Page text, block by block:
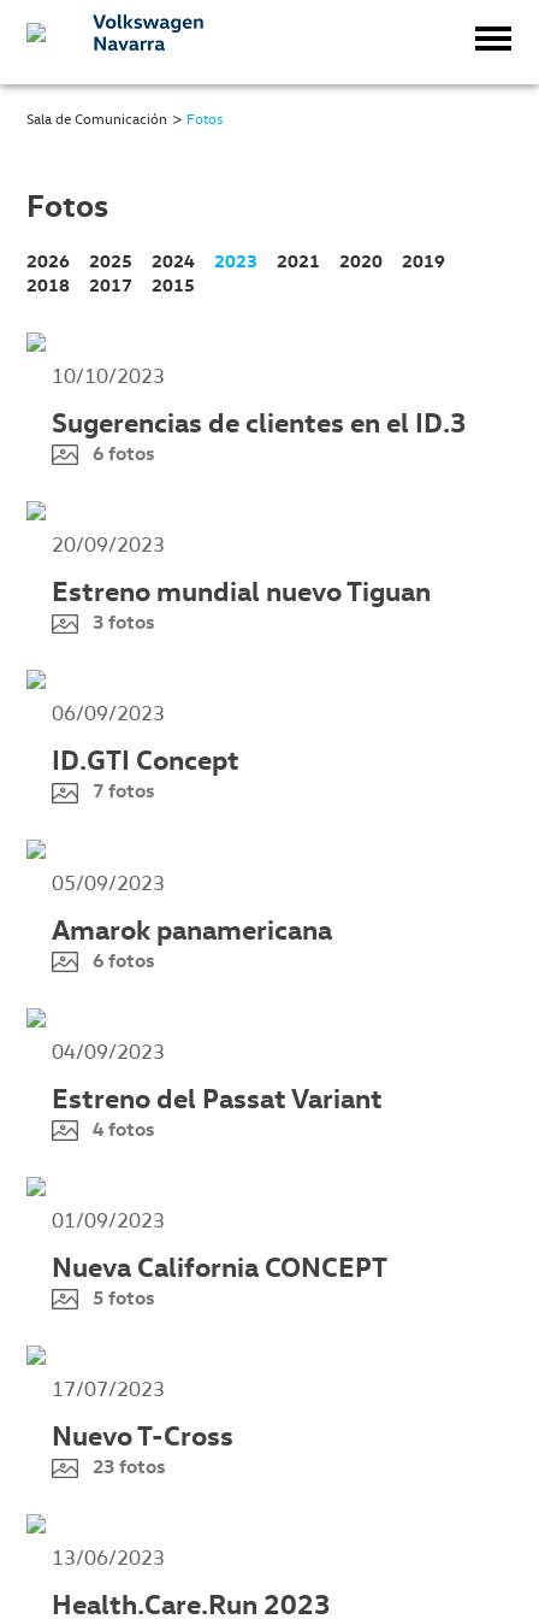
Sala de Comunicación > Fotos
Fotos
2026 2025 2024 2023 2021 2020
2019
2018
2017 2015
10/10/2023
Sugerencias de clientes en el ID.3
6 fotos
20/09/2023
Estreno mundial nuevo Tiguan
3 fotos
06/09/2023
ID.GTI Concept
7 fotos
05/09/2023
Amarok panamericana
6 fotos
04/09/2023
Estreno del Passat Variant
4 fotos
01/09/2023
Nueva California CONCEPT
5 fotos
17/07/2023
Nuevo T-Cross
23 fotos
13/06/2023
Health.Care.Run 2023